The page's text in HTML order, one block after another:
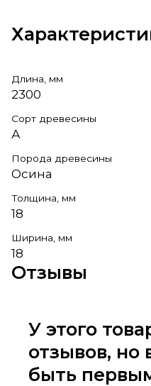
Длина, мм
2300
Сорт древесины
А
Порода древесины
Осина
Толщина, мм
18
Ширина, мм
18
Отзывы
У этого
отзывов, но
быть